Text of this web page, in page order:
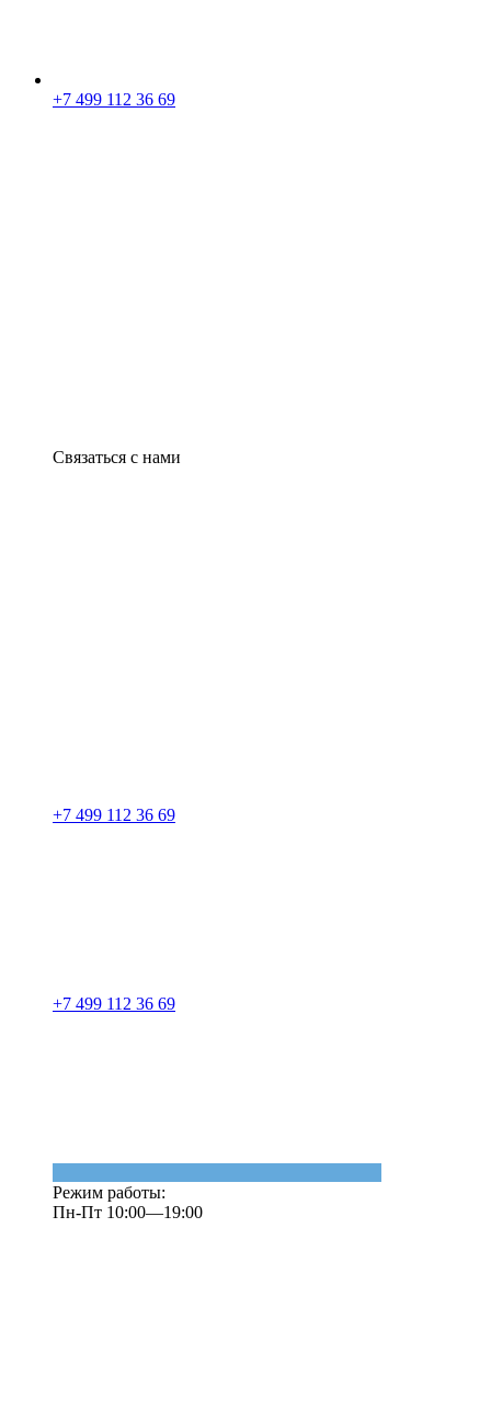
+7 499 112 36 69
Связаться с нами
+7 499 112 36 69
+7 499 112 36 69
Режим работы:
Пн-Пт 10:00—19:00